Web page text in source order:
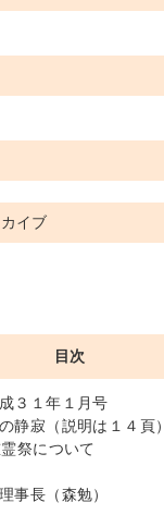
イブ
目次
３１年１月号
寂（説明は１４頁）
祭について
事長（森勉）